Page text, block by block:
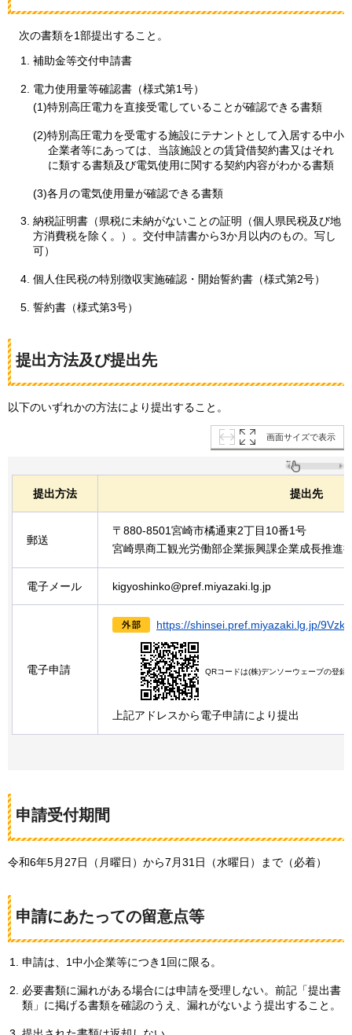
次の書類を1部提出すること。
補助金等交付申請書
電力使用量等確認書（様式第1号）
(1)特別高圧電力を直接受電していることが確認できる書類
(2)特別高圧電力を受電する施設にテナントとして入居する中小
企業者等にあっては、当該施設との賃貸借契約書又はそれ
に類する書類及び電気使用に関する契約内容がわかる書類
(3)各月の電気使用量が確認できる書類
納税証明書（県税に未納がないことの証明（個人県民税及び地
方消費税を除く。）。交付申請書から3か月以内のもの。写し
可）
個人住民税の特別徴収実施確認・開始誓約書（様式第2号）
誓約書（様式第3号）
提出方法及び提出先
以下のいずれかの方法により提出すること。
画面サイズで表示
提出方法 提出先
郵送
〒880-8501宮崎市橘通東2丁目10番1号
宮崎県商工観光労働部企業振興課企業成長推進
電子メール kigyoshinko@pref.miyazaki.lg.jp
電子申請
https://shinsei.pref.miyazaki.lg.jp/
QRコードは(株)デンソーウェーブの登録
上記アドレスから電子申請により提出
申請受付期間
令和6年5月27日（月曜日）から7月31日（水曜日）まで（必着）
申請にあたっての留意点等
申請は、1中小企業等につき1回に限る。
必要書類に漏れがある場合には申請を受理しない。前記「提出書
類」に掲げる書類を確認のうえ、漏れがないよう提出すること。